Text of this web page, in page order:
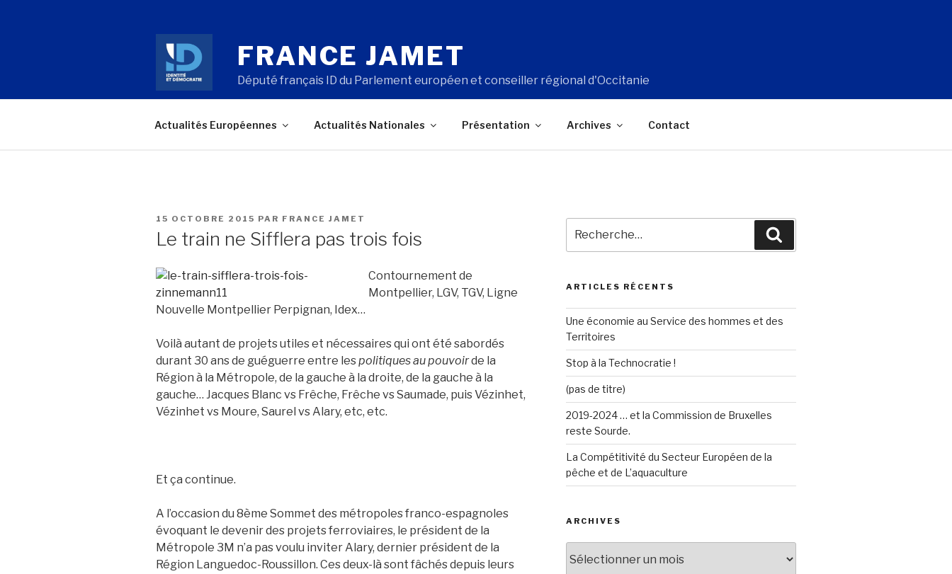
FRANCE JAMET
Député français ID du Parlement européen et conseiller régional d'Occitanie
Actualités Européennes Actualités Nationales Présentation Archives Contact
PUBLIÉ
LE
15 OCTOBRE 2015 PAR FRANCE JAMET
Le train ne Sifflera pas trois fois
Contournement de
Montpellier, LGV, TGV, Ligne
Nouvelle Montpellier Perpignan, Idex…
Voilà autant de projets utiles et nécessaires qui ont été sabordés
durant 30 ans de guéguerre entre lespolitiquesau pouvoirde la
Région à la Métropole, de la gauche à la droite, de la gauche à la
gauche… Jacques Blanc vs Frêche, Frêche vs Saumade, puis Vézinhet,
Vézinhet vs Moure, Saurel vs Alary, etc, etc.
Et ça continue.
A l’occasion du 8ème Sommet des métropoles franco-espagnoles
évoquant le devenir des projets ferroviaires, le président de la
Métropole 3M n’a pas voulu inviter Alary, dernier président de la
Région Languedoc-Roussillon. Ces deux-là sont fâchés depuis leurs
pour
ARTICLES RÉCENTS
Une économie au Service des hommes et des
Territoires
Stop à la Technocratie !
(pas de titre)
2019-2024 … et la Commission de Bruxelles
reste Sourde.
La Compétitivité du Secteur Européen de la
pêche et de L’aquaculture
ARCHIVES